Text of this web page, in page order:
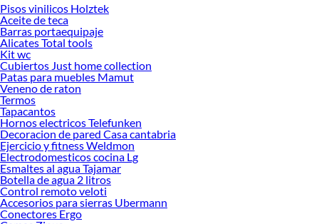
Pisos vinilicos Holztek
Aceite de teca
Barras portaequipaje
Alicates Total tools
Kit wc
Cubiertos Just home collection
Patas para muebles Mamut
Veneno de raton
Termos
Tapacantos
Hornos electricos Telefunken
Decoracion de pared Casa cantabria
Ejercicio y fitness Weldmon
Electrodomesticos cocina Lg
Esmaltes al agua Tajamar
Botella de agua 2 litros
Control remoto veloti
Accesorios para sierras Ubermann
Conectores Ergo